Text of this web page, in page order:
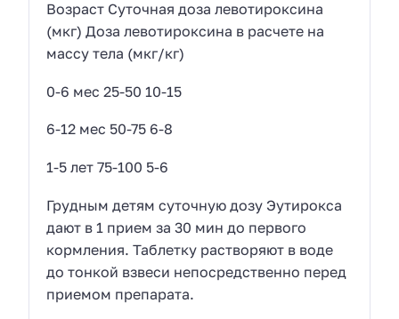
Возраст Суточная доза левотироксина
(мкг) Доза левотироксина в расчете на
массу тела (мкг/кг)
0-6 мес 25-50 10-15
6-12 мес 50-75 6-8
1-5 лет 75-100 5-6
Грудным детям суточную дозу Эутирокса
дают в 1 прием за 30 мин до первого
кормления. Таблетку растворяют в воде
до тонкой взвеси непосредственно перед
приемом препарата.